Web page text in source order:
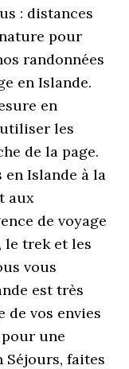
: distances
pour
randonnées
en Islande.
en
les
de la page.
en Islande à la
aux
de voyage
le trek et les
vous
est très
de vos envies
une
Séjours, faites